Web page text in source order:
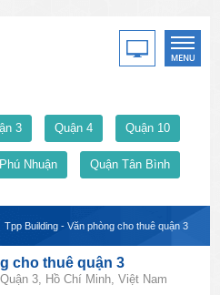
3 Quận 4 Quận 10
Nhuận Quận Tân Bình
Tpp Building - Văn phòng cho thuê quận 3
cho thuê quận 3
3, Hồ Chí Minh, Việt Nam